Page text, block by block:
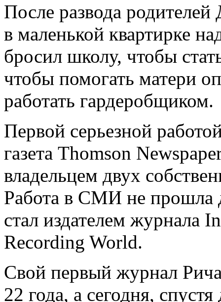
После развода
в маленькой квартирке
бросил школу, чтобы
чтобы помогать матери
работать гардеробщиком.
Первой серьезной
газета Thomson
владельцем двух
Работа в СМИ не прошла
стал издателем журнала
Recording World.
Свой первый журнал
22 года, а сегодня,